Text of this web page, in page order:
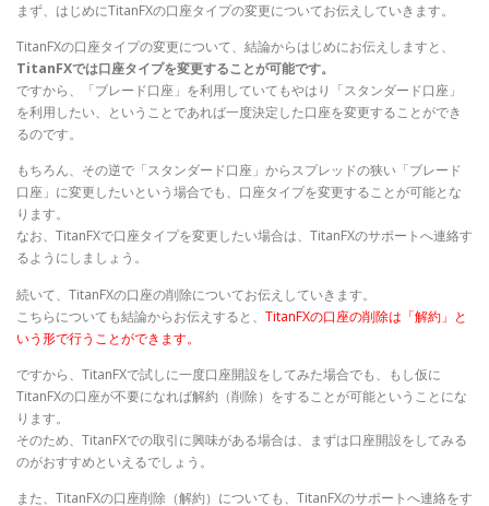
まず、はじめにTitanFXの口座タイプの変更についてお伝えしていきます。
TitanFXの口座タイプの変更について、結論からはじめにお伝えしますと、
TitanFXでは口座タイプを変更することが可能です。
ですから、「ブレード口座」を利用していてもやはり「スタンダード口座」
を利用したい、ということであれば一度決定した口座を変更することができ
るのです。
もちろん、その逆で「スタンダード口座」からスプレッドの狭い「ブレード
口座」に変更したいという場合でも、口座タイプを変更することが可能とな
ります。
なお、TitanFXで口座タイプを変更したい場合は、TitanFXのサポートへ連絡す
るようにしましょう。
続いて、TitanFXの口座の削除についてお伝えしていきます。
こちらについても結論からお伝えすると、 TitanFXの口座の削除は「解約」と
いう形で行うことができます。
ですから、TitanFXで試しに一度口座開設をしてみた場合でも、もし仮に
TitanFXの口座が不要になれば解約（削除）をすることが可能ということにな
ります。
そのため、TitanFXでの取引に興味がある場合は、まずは口座開設をしてみる
のがおすすめといえるでしょう。
また、TitanFXの口座削除（解約）についても、TitanFXのサポートへ連絡をす